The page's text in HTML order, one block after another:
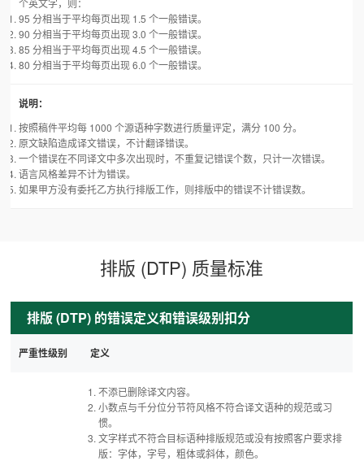
个英文字，则：
95 分相当于平均每页出现 1.5 个一般错误。
90 分相当于平均每页出现 3.0 个一般错误。
85 分相当于平均每页出现 4.5 个一般错误。
80 分相当于平均每页出现 6.0 个一般错误。
说明：
按照稿件平均每 1000 个源语种字数进行质量评定，满分 100 分。
原文缺陷造成译文错误，不计翻译错误。
一个错误在不同译文中多次出现时，不重复记错误个数，只计一次错误。
语言风格差异不计为错误。
如果甲方没有委托乙方执行排版工作，则排版中的错误不计错误数。
排版 (DTP) 质量标准
排版 (DTP) 的错误定义和错误级别扣分
严重性级别 定义
不添已删除译文内容。
小数点与千分位分节符风格不符合译文语种的规范或习
惯。
文字样式不符合目标语种排版规范或没有按照客户要求排
版：字体，字号，粗体或斜体，颜色。